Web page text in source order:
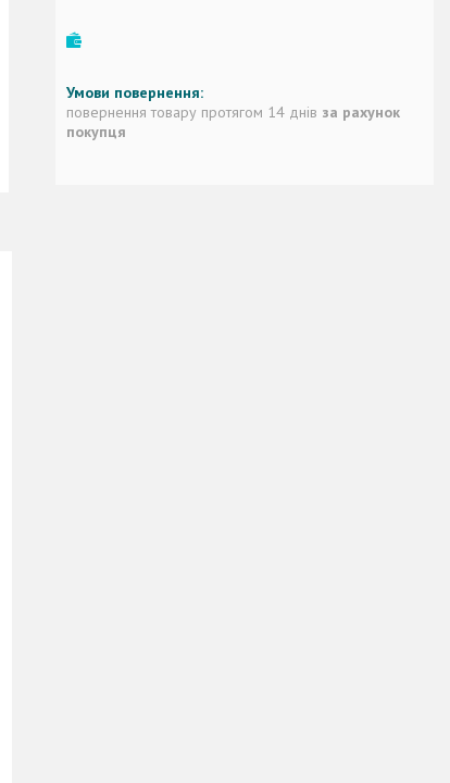
повернення товару протягом 14 днів за рахунок
покупця